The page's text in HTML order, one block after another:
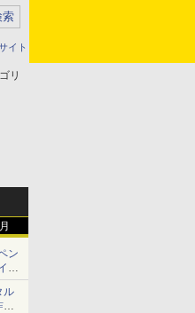
イト
リ
ン
ラ
替
ル
欺